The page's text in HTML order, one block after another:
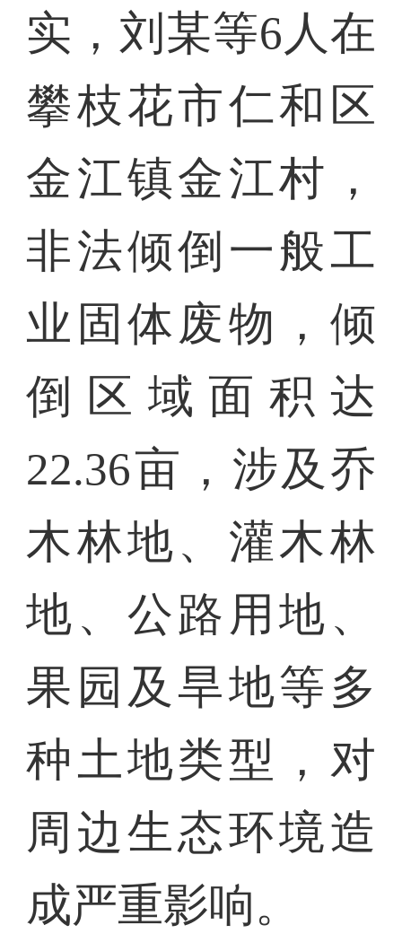
实，刘某等6人在
攀枝花市仁和区
金江镇金江村，
非法倾倒一般工
业固体废物，倾
倒区域面积达
22.36亩，涉及乔
木林地、灌木林
地、公路用地、
果园及旱地等多
种土地类型，对
周边生态环境造
成严重影响。